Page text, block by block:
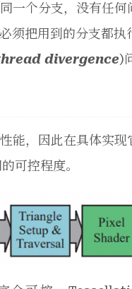
一个分支，没有任何
须把用到的分支都执
divergence)
能，因此在具体实现
可控程度。